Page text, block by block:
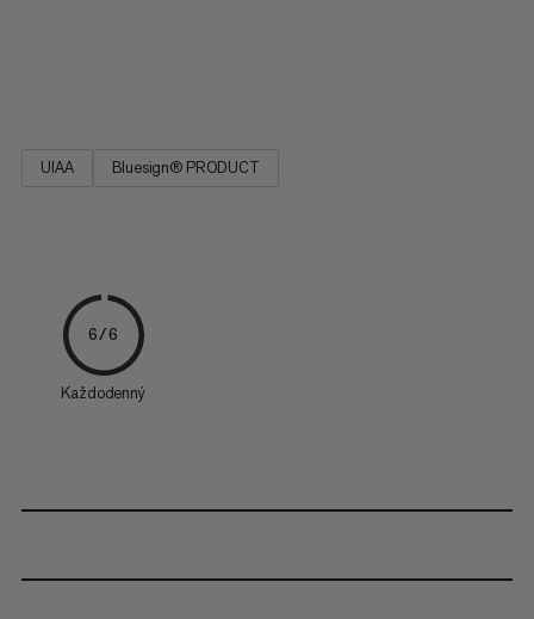
UIAA Bluesign® PRODUCT
6/6
Každodenný